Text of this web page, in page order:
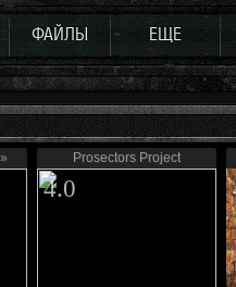
ФАЙЛЫ ЕЩЕ
Prosectors Project
4.0